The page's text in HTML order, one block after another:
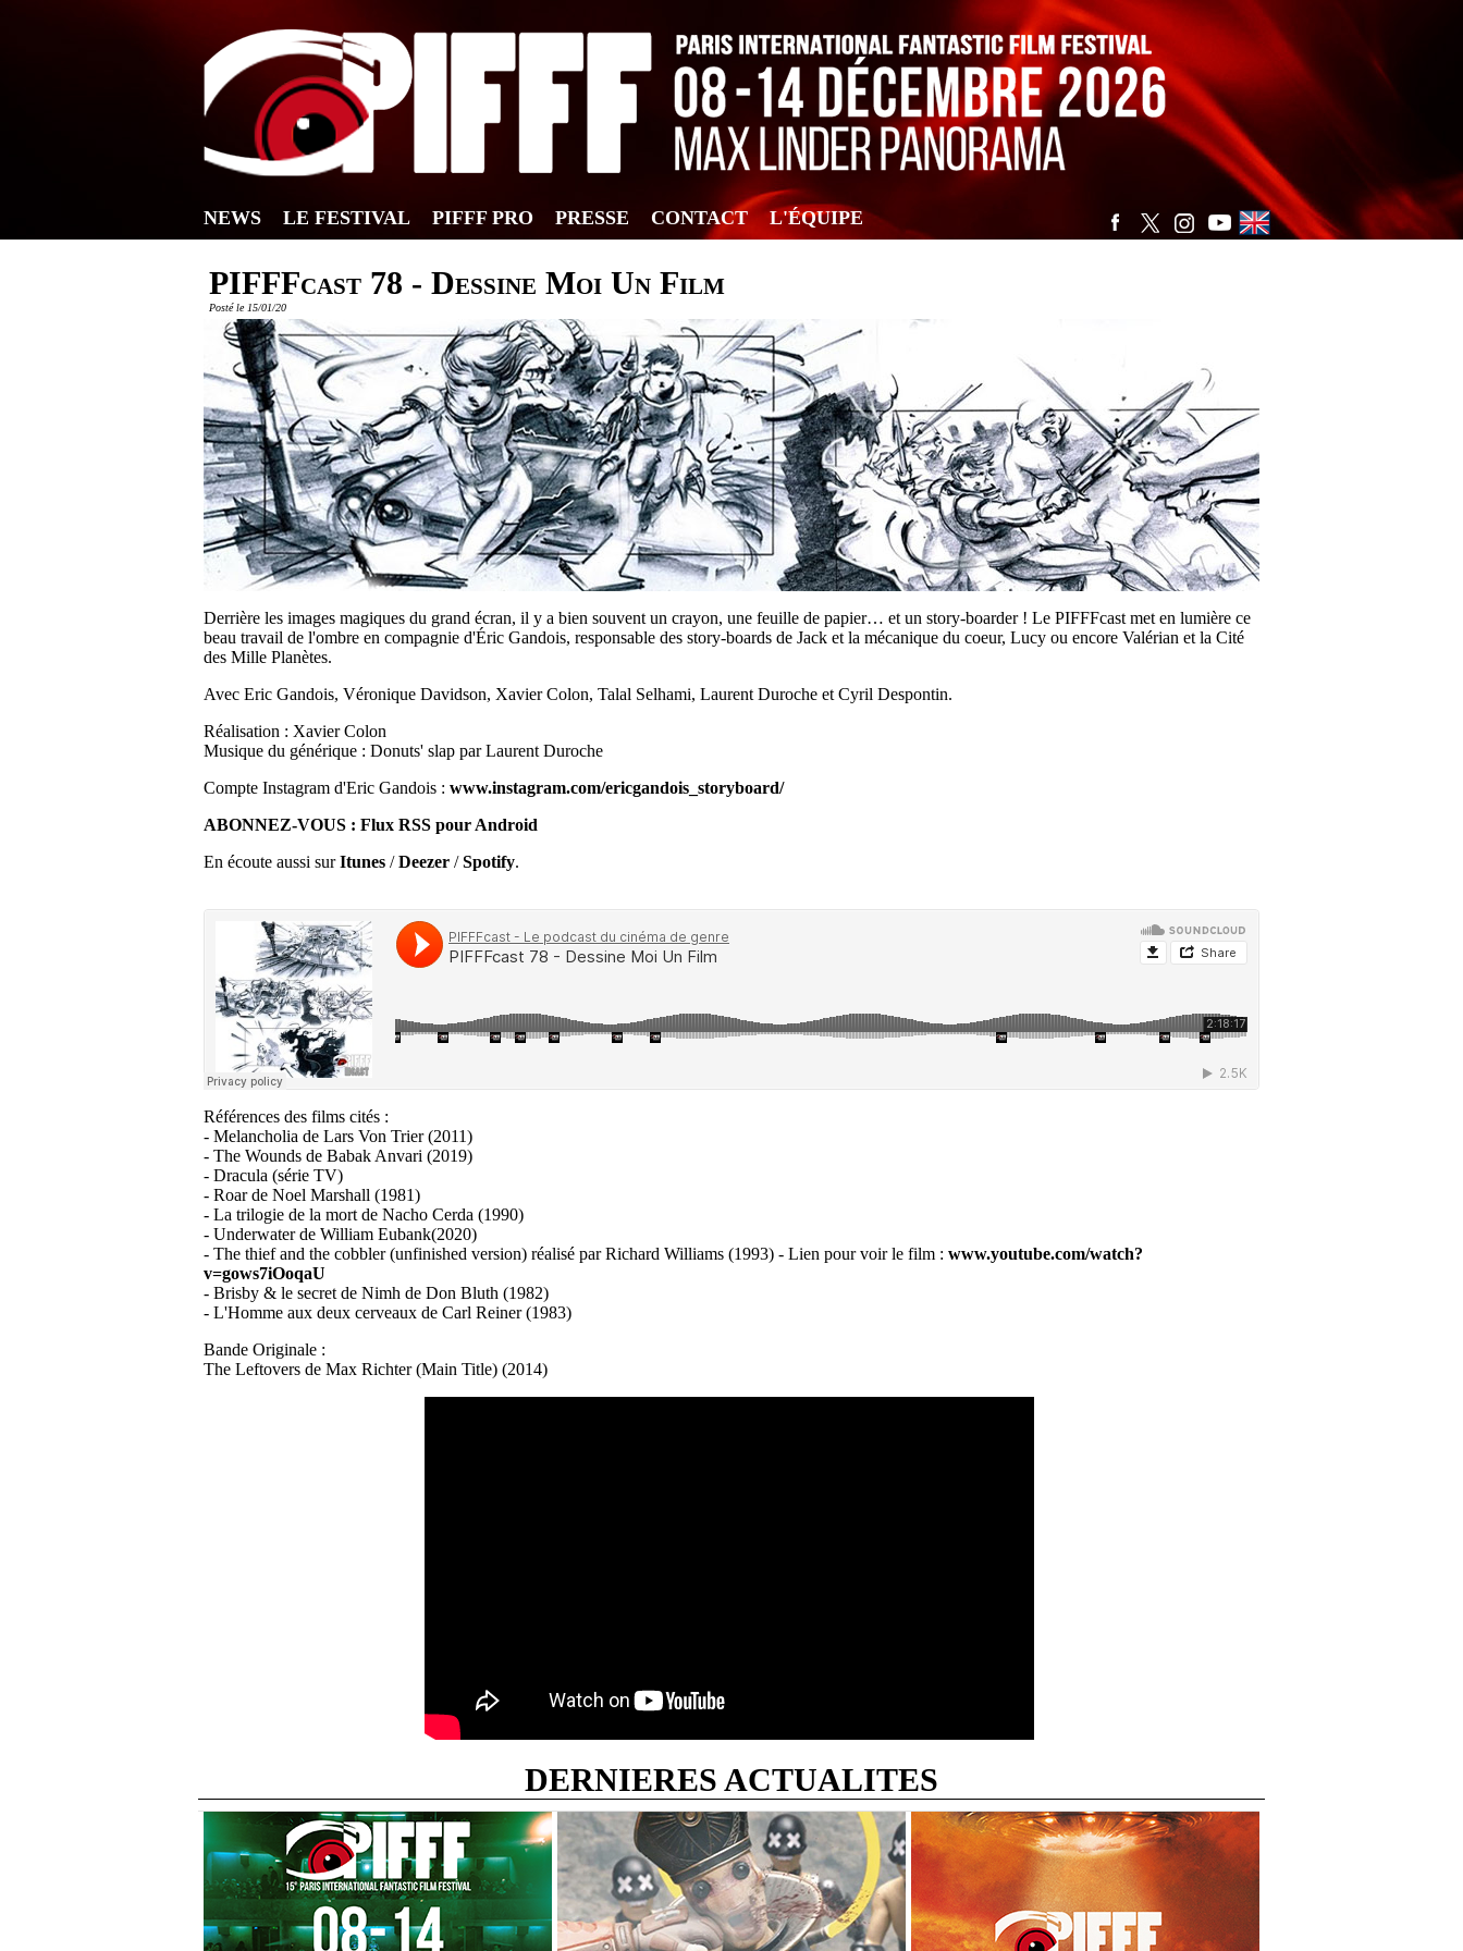
NEWS LE FESTIVAL PIFFF PRO PRESSE CONTACT L'ÉQUIPE
PIFFFcast 78 - Dessine Moi Un Film
Posté le 15/01/20
Derrière les images magiques du grand écran, il y a bien souvent un crayon, une feuille de papier… et un story-boarder ! Le PIFFFcast met en lumière ce
beau travail de l'ombre en compagnie d'Éric Gandois, responsable des story-boards de Jack et la mécanique du coeur, Lucy ou encore Valérian et la Cité
des Mille Planètes.
Avec Eric Gandois, Véronique Davidson, Xavier Colon, Talal Selhami, Laurent Duroche et Cyril Despontin.
Réalisation : Xavier Colon
Musique du générique : Donuts' slap par Laurent Duroche
Compte Instagram d'Eric Gandois : www.instagram.com/ericgandois_storyboard/
ABONNEZ-VOUS : Flux RSS pour Android
En écoute aussi surItunes /Deezer /Spotify.
Références des films cités :
- Melancholia de Lars Von Trier (2011)
- The Wounds de Babak Anvari (2019)
- Dracula (série TV)
- Roar de Noel Marshall (1981)
- La trilogie de la mort de Nacho Cerda (1990)
- Underwater de William Eubank(2020)
- The thief and the cobbler (unfinished version) réalisé par Richard Williams (1993) - Lien pour voir le film : www.youtube.com/watch?
v=gows7iOoqaU
- Brisby & le secret de Nimh de Don Bluth (1982)
- L'Homme aux deux cerveaux de Carl Reiner (1983)
Bande Originale :
The Leftovers de Max Richter (Main Title) (2014)
DERNIERES ACTUALITES